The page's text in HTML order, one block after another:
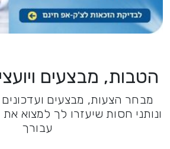
הטבות, מבצעים
מבחר הצעות, מבצעים
ונותני חסות שיעזרו לך למצוא
עבורך